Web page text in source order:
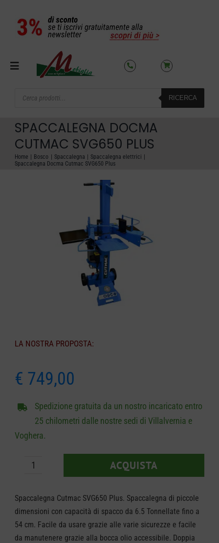
contenuto
Toggle
OFFERTE DEL MESE
search
RICERCA
SPACCALEGNA DOCMA
CUTMAC SVG650 PLUS
Home Bosco Spaccalegna
Spaccalegna elettrici
Spaccalegna Docma Cutmac SVG650 Plus
LA NOSTRA PROPOSTA:
€ 749,00
Spedizione gratuita da un nostro incaricato entro
25 chilometri dalle nostre sedi di Villalvernia e
Voghera.
Spaccalegna
Cutmac
SVG650
Plus
ACQUISTA
Spaccalegna Cutmac SVG650 Plus. Spaccalegna di piccole
dimensioni con capacità di spacco da 6.5 Tonnellate fino a
54 cm. Facile da usare grazie alle varie sicurezze e facile
da manutenere grazie alla bocca olio accessibile. Doppia